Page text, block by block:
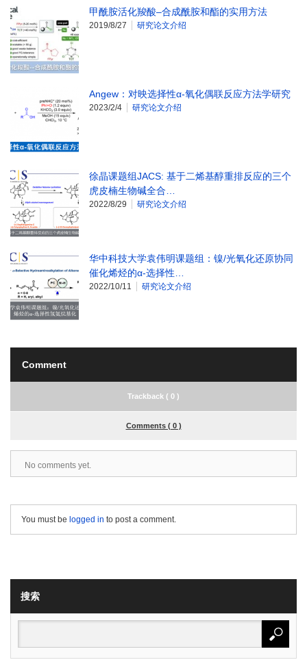
甲酰胺活化羧酸–合成酰胺和酯的实用方法
2019/8/27 研究论文介绍
Angew：对映选择性α-氧化偶联反应方法学研究
2023/2/4 研究论文介绍
徐晶课题组JACS: 基于二烯基醇重排反应的三个
虎皮楠生物碱全合…
2022/8/29 研究论文介绍
华中科技大学袁伟明课题组：镍/光氧化还原协同
催化烯烃的α-选择性…
2022/10/11 研究论文介绍
Comment
Trackback ( 0 )
Comments ( 0 )
No comments yet.
You must be logged in to post a comment.
搜索